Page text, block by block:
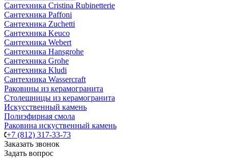
Сантехника Cristina Rubinetterie
Сантехника Paffoni
Сантехника Zuchetti
Сантехника Keuco
Сантехника Webert
Сантехника Hansgrohe
Сантехника Grohe
Сантехника Kludi
Сантехника Wassercraft
Раковины из керамогранита
Столешницы из керамогранита
Искусственный камень
Полиэфирная смола
Раковина искуственный камень
+7 (812) 317-33-73
Заказать звонок
Задать вопрос